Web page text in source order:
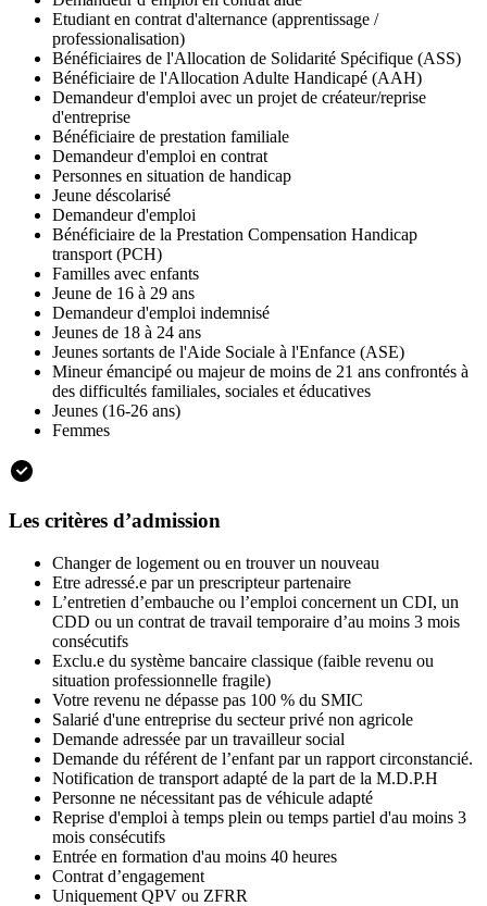
Etudiant en contrat d'alternance (apprentissage /
professionalisation)
Bénéficiaires de l'Allocation de Solidarité Spécifique (ASS)
Bénéficiaire de l'Allocation Adulte Handicapé (AAH)
Demandeur d'emploi avec un projet de créateur/reprise
d'entreprise
Bénéficiaire de prestation familiale
Demandeur d'emploi en contrat
Personnes en situation de handicap
Jeune déscolarisé
Demandeur d'emploi
Bénéficiaire de la Prestation Compensation Handicap
transport (PCH)
Familles avec enfants
Jeune de 16 à 29 ans
Demandeur d'emploi indemnisé
Jeunes de 18 à 24 ans
Jeunes sortants de l'Aide Sociale à l'Enfance (ASE)
Mineur émancipé ou majeur de moins de 21 ans confrontés à
des difficultés familiales, sociales et éducatives
Jeunes (16-26 ans)
Femmes
Les critères d’admission
Changer de logement ou en trouver un nouveau
Etre adressé.e par un prescripteur partenaire
L’entretien d’embauche ou l’emploi concernent un CDI, un
CDD ou un contrat de travail temporaire d’au moins 3 mois
consécutifs
Exclu.e du système bancaire classique (faible revenu ou
situation professionnelle fragile)
Votre revenu ne dépasse pas 100 % du SMIC
Salarié d'une entreprise du secteur privé non agricole
Demande adressée par un travailleur social
Demande du référent de l’enfant par un rapport circonstancié.
Notification de transport adapté de la part de la M.D.P.H
Personne ne nécessitant pas de véhicule adapté
Reprise d'emploi à temps plein ou temps partiel d'au moins 3
mois consécutifs
Entrée en formation d'au moins 40 heures
Contrat d’engagement
Uniquement QPV ou ZFRR